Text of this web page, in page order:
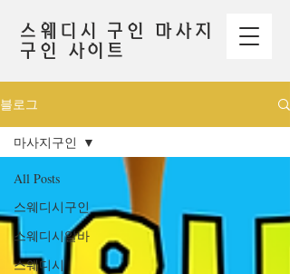
스웨디시 구인 마사지
구인 사이트
블로그
All Posts
스웨디시구인
스웨디시알바
스웨디시
마사지구인